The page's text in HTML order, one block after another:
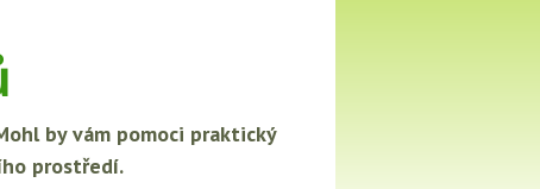
by vám pomoci praktický
prostředí.